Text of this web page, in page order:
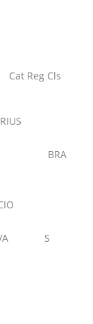
Cls
BRA
SILVA S